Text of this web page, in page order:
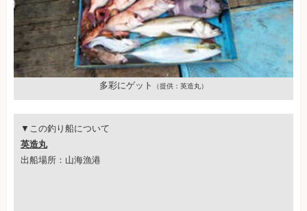
多彩にゲット （提供：英造丸）
▼この釣り船について
英造丸
出船場所：山海漁港